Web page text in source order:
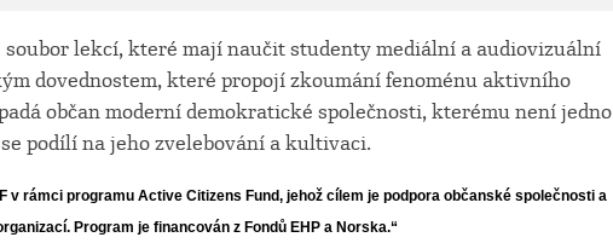
soubor lekcí, které mají naučit studenty mediální a audiovizuální
dovednostem, které propojí zkoumání fenoménu aktivního
občan moderní demokratické společnosti, kterému není jedno
podílí na jeho zvelebování a kultivaci.
v rámci programu Active Citizens Fund, jehož cílem je podporaobčanské společnosti a
Program je financován z Fondů EHP a Norska.“